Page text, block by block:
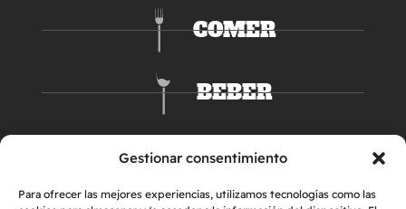
Gestionar consentimiento
Para ofrecer las mejores experiencias, utilizamos tecnologías como las
COMER
BEBER
DORMIR